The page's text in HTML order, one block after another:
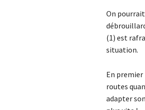
On
(1) est
situation.
En
routes
adapter